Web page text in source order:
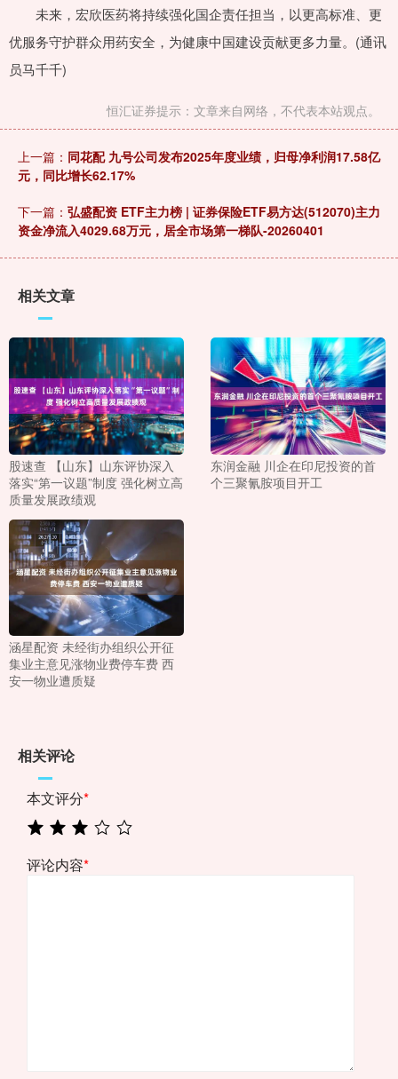
未来，宏欣医药将持续强化国企责任担当，以更高标准、更
优服务守护群众用药安全，为健康中国建设贡献更多力量。(通讯
员马千千)
恒汇证券提示：文章来自网络，不代表本站观点。
上一篇： 同花配 九号公司发布2025年度业绩，归母净利润17.58亿
元，同比增长62.17%
下一篇： 弘盛配资 ETF主力榜 | 证券保险ETF易方达(512070)主力
资金净流入4029.68万元，居全市场第一梯队-20260401
相关文章
股速查 【山东】山东评协深入
落实“第一议题”制度 强化树立高
质量发展政绩观
东润金融 川企在印尼投资的首
个三聚氰胺项目开工
涵星配资 未经街办组织公开征
集业主意见涨物业费停车费 西
安一物业遭质疑
相关评论
本文评分*
评论内容*